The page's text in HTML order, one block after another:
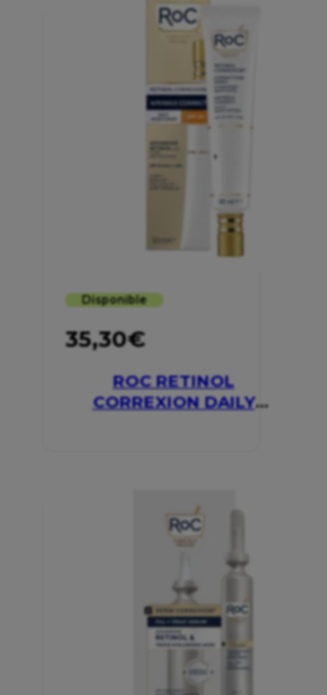
Disponible
35,30€
ROC RETINOL
CORREXION DAILY